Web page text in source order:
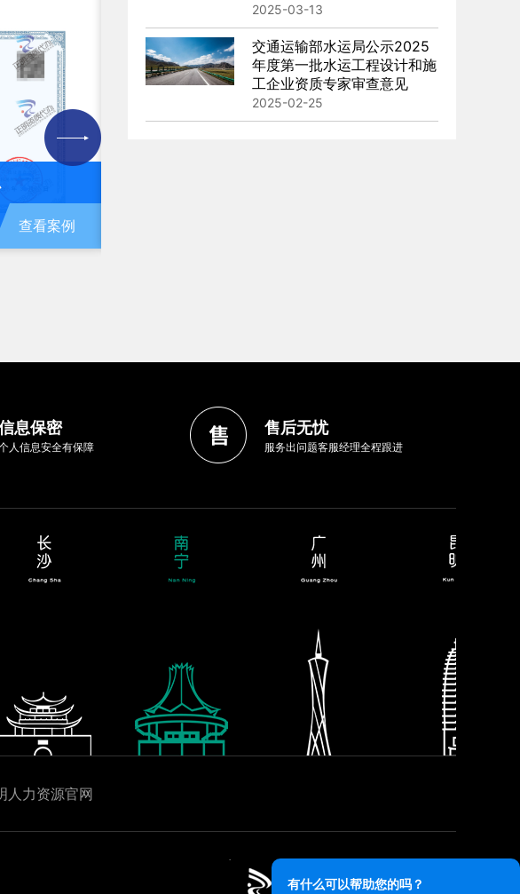
2025-03-13
交通运输部水运局公示2025
年度第一批水运工程设计和施
工企业资质专家审查意见
2025-02-25
公司安许新办-广西资质代办
有什么可以帮助您的吗？
息保密
人信息安全有保障
售后无忧
服务出问题客服经理全程跟进
人力资源官网